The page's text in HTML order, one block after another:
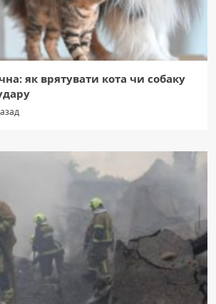
як врятувати кота чи собаку